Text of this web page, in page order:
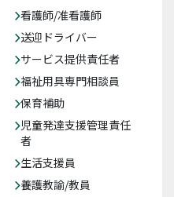
看護師/准看護師
送迎ドライバー
サービス提供責任者
福祉用具専門相談員
保育補助
児童発達支援管理責任
者
生活支援員
養護教諭/教員